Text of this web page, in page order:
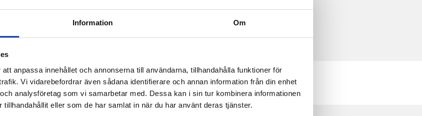
Information Om
anpassa innehållet och annonserna till användarna, tillhandahålla funktioner för
Vi vidarebefordrar även sådana identifierare och annan information från din enhet
analysföretag som vi samarbetar med. Dessa kan i sin tur kombinera informationen
tillhandahållit eller som de har samlat in när du har använt deras tjänster.